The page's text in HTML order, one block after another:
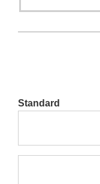
Standard